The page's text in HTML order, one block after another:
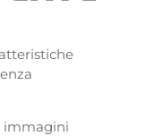
immagini